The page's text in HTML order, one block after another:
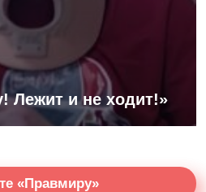
Лежит и не ходит!»
«Правмиру»